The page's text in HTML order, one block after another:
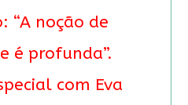
“A noção de
é profunda”.
com Eva